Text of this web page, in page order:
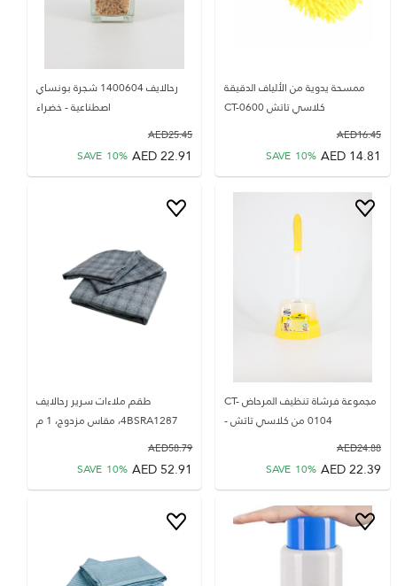
ممسحة يدوية من الألياف الدقيقة
كلاسي تاتش CT-0600
16.45
AED
14.81
AED
SAVE 10%
رحالايف 1400604 شجرة بونساي
اصطناعية - خضراء
25.45
AED
22.91
AED
SAVE 10%
مجموعة فرشاة تنظيف المرحاض CT-
0104 من كلاسي تاتش -
24.88
AED
22.39
AED
SAVE 10%
طقم ملاءات سرير رحالايف
4BSRA1287، مقاس مزدوج، 1 م
58.79
AED
52.91
AED
SAVE 10%